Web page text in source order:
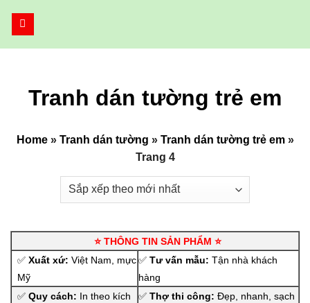
Tranh dán tường trẻ em
Home» Tranh dán tường » Tranh dán tường trẻ em»
Trang 4
⭐ THÔNG TIN SẢN PHẨM ⭐
✅ Xuất xứ: Việt Nam, mực
Mỹ
✅ Tư vấn mẫu: Tận nhà khách
hàng
✅ Quy cách: In theo kích
✅ Thợ thi công: Đẹp, nhanh, sạch